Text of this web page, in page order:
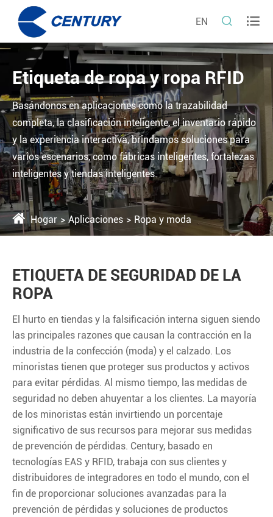
EN  
Etiqueta de ropa y ropa RFID
Basándonos en aplicaciones como la trazabilidad
completa, la clasificación inteligente, el inventario rápido
y la experiencia interactiva, brindamos soluciones para
varios escenarios, como fábricas inteligentes, fortalezas
inteligentes y tiendas inteligentes.
Hogar Aplicaciones Ropa y moda
ETIQUETA DE SEGURIDAD DE LA
ROPA
El hurto en tiendas y la falsificación interna siguen siendo
las principales razones que causan la contracción en la
industria de la confección (moda) y el calzado. Los
minoristas tienen que proteger sus productos y activos
para evitar pérdidas. Al mismo tiempo, las medidas de
seguridad no deben ahuyentar a los clientes. La mayoría
de los minoristas están invirtiendo un porcentaje
significativo de sus recursos para mejorar sus medidas
de prevención de pérdidas. Century, basado en
tecnologías EAS y RFID, trabaja con sus clientes y
distribuidores de integradores en todo el mundo, con el
fin de proporcionar soluciones avanzadas para la
prevención de pérdidas y soluciones de productos